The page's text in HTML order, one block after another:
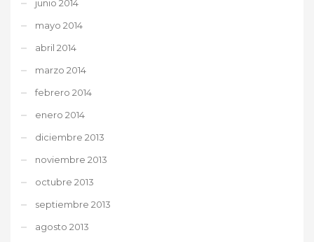
junio 2014
mayo 2014
abril 2014
marzo 2014
febrero 2014
enero 2014
diciembre 2013
noviembre 2013
octubre 2013
septiembre 2013
agosto 2013